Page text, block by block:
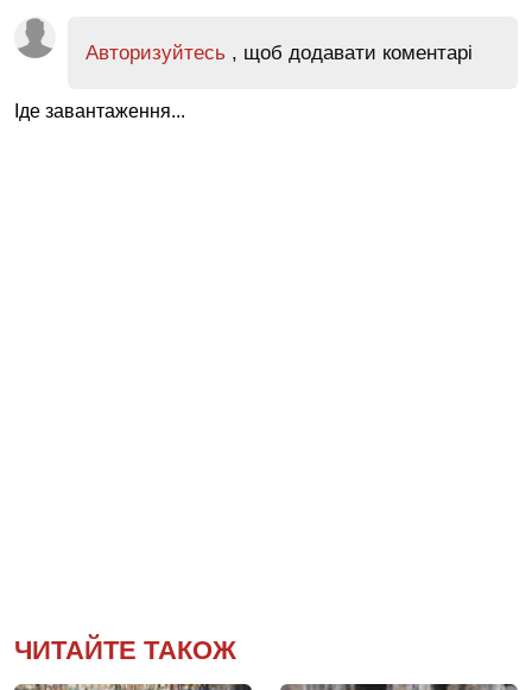
Авторизуйтесь , щоб додавати коментарі
Іде завантаження...
ЧИТАЙТЕ ТАКОЖ